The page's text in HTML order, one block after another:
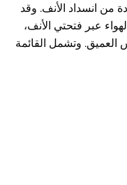
من انسداد الأنف. وقد
عبر فتحتي الأنف،
وتشمل القائمة